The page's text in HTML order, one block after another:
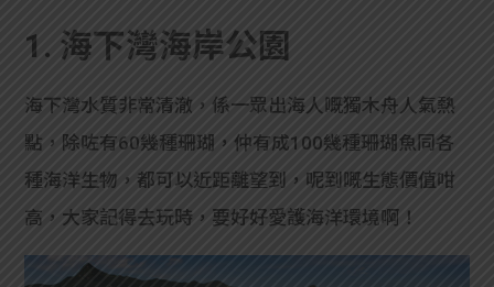
1. 海下灣海岸公園
海下灣水質非常清澈，係一眾出海人嘅獨木舟人氣熱
點，除咗有60幾種珊瑚，仲有成100幾種珊瑚魚同各
種海洋生物，都可以近距離望到，呢到嘅生態價值咁
高，大家記得去玩時，要好好愛護海洋環境啊！